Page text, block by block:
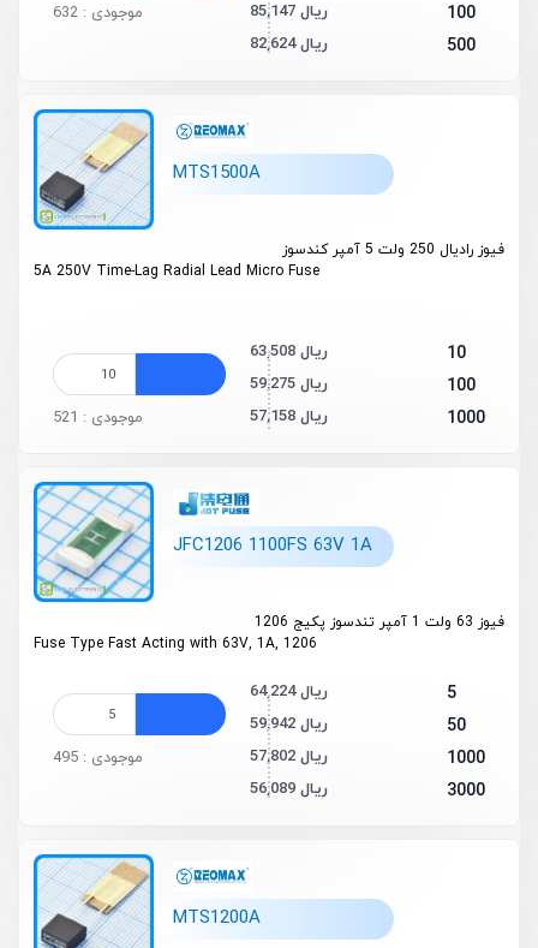
100 85,147 ریال
500 82,624 ریال
موجودی : 632
MTS1500A
فیوز رادیال 250 ولت 5 آمپر کندسوز
5A 250V Time-Lag Radial Lead Micro Fuse
10 63,508 ریال
100 59,275 ریال
1000 57,158 ریال موجودی : 521
JFC1206 1100FS 63V 1A
فیوز 63 ولت 1 آمپر تندسوز پکیج 1206
Fuse Type Fast Acting with 63V, 1A, 1206
5 64,224 ریال
50 59,942 ریال
1000 57,802 ریال
3000 56,089 ریال
موجودی : 495
MTS1200A